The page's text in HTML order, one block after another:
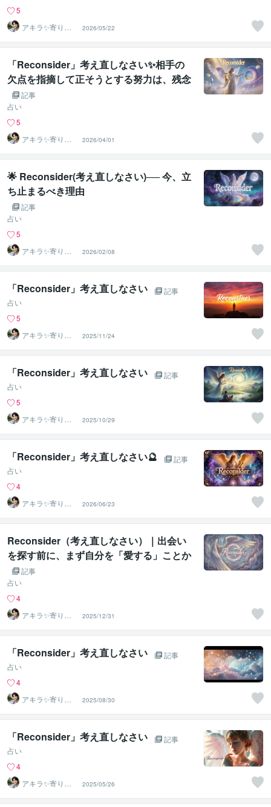
5
アキラ✨寄り添
う聴き手 迷い不
安の相談室
2026/05/22
「Reconsider」考え直しなさい✨相手の
欠点を指摘して正そうとする努力は、残念
ながら逆効果でしかありません。
記事
占い
5
アキラ✨寄り添
う聴き手 迷い不
安の相談室
2026/04/01
🌟 Reconsider(考え直しなさい)── 今、立
ち止まるべき理由
記事
占い
5
アキラ✨寄り添
う聴き手 迷い不
安の相談室
2026/02/08
「Reconsider」考え直しなさい
記事
占い
5
アキラ✨寄り添
う聴き手 迷い不
安の相談室
2025/11/24
「Reconsider」考え直しなさい
記事
占い
5
アキラ✨寄り添
う聴き手 迷い不
安の相談室
2025/10/29
「Reconsider」考え直しなさい🔮
記事
占い
4
アキラ✨寄り添
う聴き手 迷い不
安の相談室
2026/06/23
Reconsider（考え直しなさい）｜出会い
を探す前に、まず自分を「愛する」ことか
ら始めてみませんか？
記事
占い
4
アキラ✨寄り添
う聴き手 迷い不
安の相談室
2025/12/31
「Reconsider」考え直しなさい
記事
占い
4
アキラ✨寄り添
う聴き手 迷い不
安の相談室
2025/08/30
「Reconsider」考え直しなさい
記事
占い
4
アキラ✨寄り添
う聴き手 迷い不
安の相談室
2025/05/26